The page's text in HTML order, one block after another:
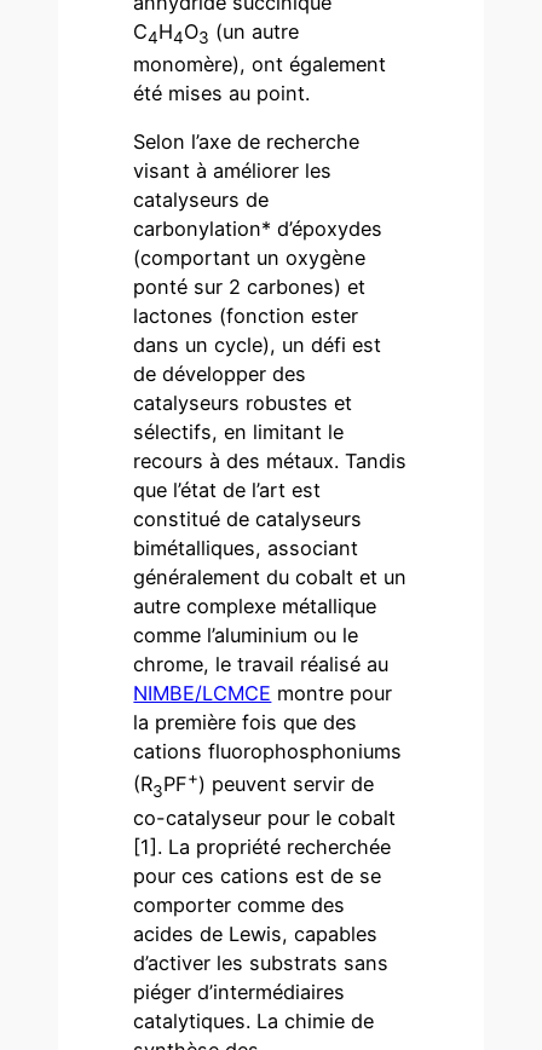
C4H4O3 (un autre
monomère), ont également
été mises au point.
Selon l’axe de recherche
visant à améliorer les
catalyseurs de
carbonylation* d’époxydes
(comportant un oxygène
ponté sur 2 carbones) et
lactones (fonction ester
dans un cycle), un défi est
de développer des
catalyseurs robustes et
sélectifs, en limitant le
recours à des métaux. Tandis
que l’état de l’art est
constitué de catalyseurs
bimétalliques, associant
généralement du cobalt et un
autre complexe métallique
comme l’aluminium ou le
chrome, le travail réalisé au
NIMBE/LCMCE montre pour
la première fois que des
cations fluorophosphoniums
(R3PF+) peuvent servir de
co-catalyseur pour le cobalt
[1]. La propriété recherchée
pour ces cations est de se
comporter comme des
acides de Lewis, capables
d’activer les substrats sans
piéger d’intermédiaires
catalytiques. La chimie de